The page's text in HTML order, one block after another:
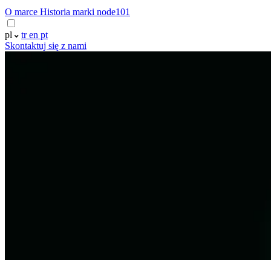
O marce Historia marki node101
pl tren pt
Skontaktuj się z nami